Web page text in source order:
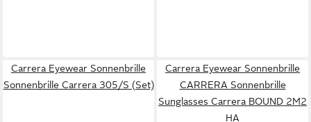
Carrera Eyewear Sonnenbrille
Sonnenbrille Carrera 305/S (Set)
Carrera Eyewear Sonnenbrille
CARRERA Sonnenbrille
Sunglasses Carrera BOUND 2M2
HA